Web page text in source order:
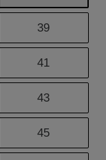
39
41
43
45